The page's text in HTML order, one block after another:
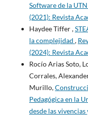
Software de la UTN
(2021): Revista
Haydee Tiffer ,
la complejidad ,
(2024): Revista
Rocío Arias Soto,
Corrales,
Murillo,
Pedagógica en la
desde las